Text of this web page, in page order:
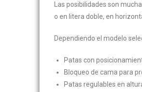
Las posibilidades son
o en litera doble, en
Dependiendo el modelo
Patas con
Bloqueo de cama para
Patas regulables en